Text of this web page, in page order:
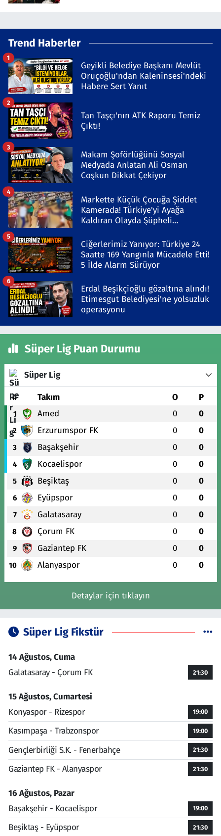
Trend Haberler
Geyikli Belediye Başkanı Mevlüt
Oruçoğlu'ndan Kaleninsesi'ndeki
Habere Sert Yanıt
1
Tan Taşçı'nın ATK Raporu Temiz
Çıktı!
2
Makam Şoförlüğünü Sosyal
Medyada Anlatan Ali Osman
Coşkun Dikkat Çekiyor
3
Markette Küçük Çocuğa Şiddet
Kamerada! Türkiye'yi Ayağa
Kaldıran Olayda Şüpheli
4
Ciğerlerimiz Yanıyor: Türkiye 24
Saatte 169 Yangınla Mücadele Etti!
5 İlde Alarm Sürüyor
5
Erdal Beşikçioğlu gözaltına alındı!
Etimesgut Belediyesi'ne yolsuzluk
operasyonu
6
Süper Lig Puan Durumu
Süper Lig
# Takım O P
1 Amed 0 0
2 Erzurumspor FK 0 0
3 Başakşehir 0 0
4 Kocaelispor 0 0
5 Beşiktaş 0 0
6 Eyüpspor 0 0
7 Galatasaray 0 0
8 Çorum FK 0 0
9 Gaziantep FK 0 0
10 Alanyaspor 0 0
Detaylar için tıklayın
Süper Lig Fikstür
14 Ağustos, Cuma
Galatasaray - Çorum FK
21:30
15 Ağustos, Cumartesi
Konyaspor - Rizespor
19:00
Kasımpaşa - Trabzonspor 19:00
Gençlerbirliği S.K. - Fenerbahçe 21:30
Gaziantep FK - Alanyaspor 21:30
16 Ağustos, Pazar
Başakşehir - Kocaelispor
19:00
Beşiktaş - Eyüpspor 21:30